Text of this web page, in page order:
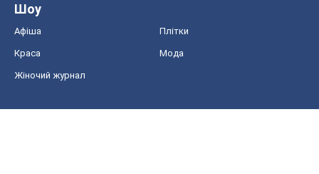
Шоу
Афіша Плітки
Краса Мода
Жіночий журнал